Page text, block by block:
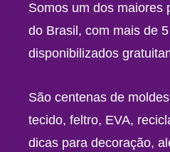
Somos um dos maiores
do Brasil, com mais de
disponibilizados
São centenas de
tecido, feltro, EVA,
dicas para decoração,